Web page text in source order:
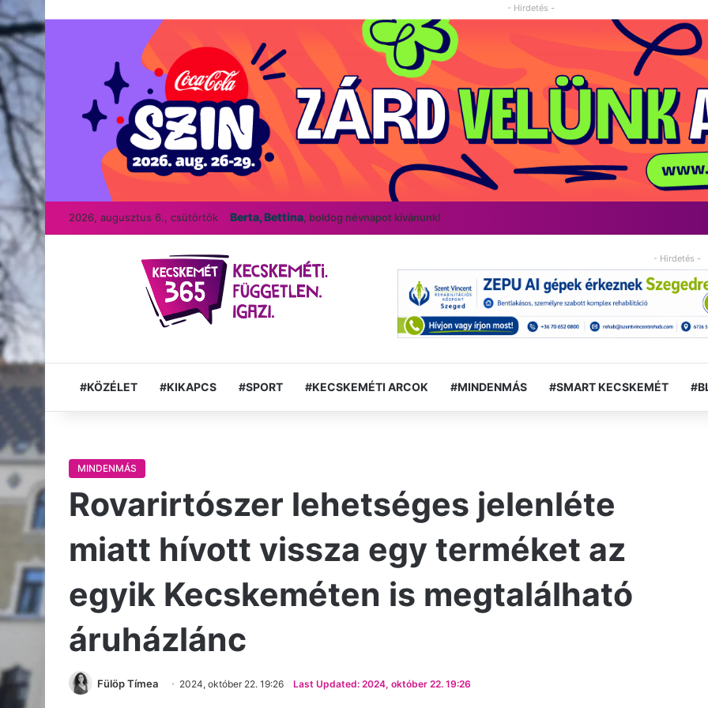
- Hirdetés -
2026, augusztus 6., csütörtök Berta, Bettina, boldog névnapot kívánunk!
- Hirdetés -
#KÖZÉLET #KIKAPCS #SPORT #KECSKEMÉTI ARCOK #MINDENMÁS #SMART KECSKEMÉT
MINDENMÁS
Rovarirtószer lehetséges jelenléte
miatt hívott vissza egy terméket az
egyik Kecskeméten is megtalálható
áruházlánc
Fülöp Tímea 2024, október 22. 19:26 Last Updated: 2024, október 22. 19:26